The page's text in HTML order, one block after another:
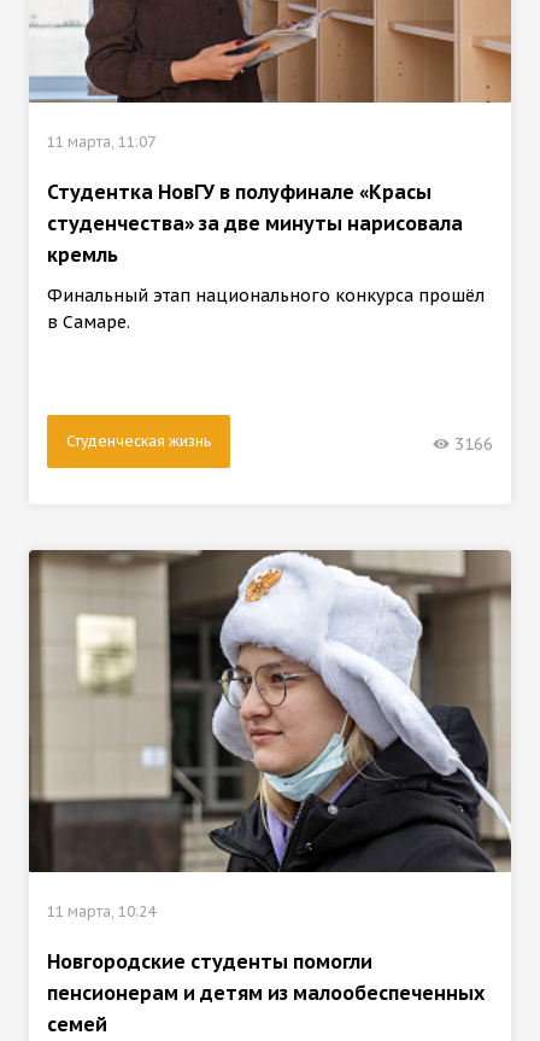
11 марта, 11:07
Студентка НовГУ в полуфинале «Красы
студенчества» за две минуты нарисовала
кремль
Финальный этап национального конкурса прошёл
в Самаре.
Студенческая жизнь 3166
11 марта, 10:24
Новгородские студенты помогли
пенсионерам и детям из малообеспеченных
семей